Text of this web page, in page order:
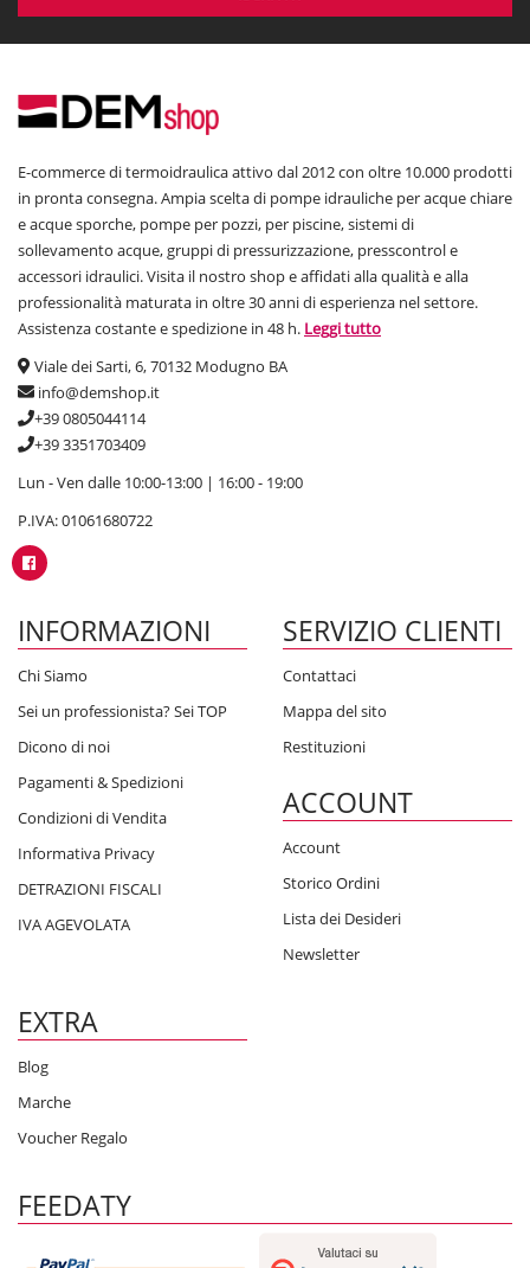
E-commerce di termoidraulica attivo dal 2012 con oltre 10.000 prodotti
in pronta consegna. Ampia scelta di pompe idrauliche per acque chiare
e acque sporche, pompe per pozzi, per piscine, sistemi di
sollevamento acque, gruppi di pressurizzazione, presscontrol e
accessori idraulici. Visita il nostro shop e affidati alla qualità e alla
professionalità maturata in oltre 30 anni di esperienza nel settore.
Assistenza costante e spedizione in 48 h. Leggi tutto
Viale dei Sarti, 6, 70132 Modugno BA
info@demshop.it
+39 0805044114
+39 3351703409
Lun - Ven dalle 10:00-13:00 | 16:00 - 19:00
P.IVA: 01061680722
INFORMAZIONI
Chi Siamo
Sei un professionista? Sei TOP
Dicono di noi
Pagamenti & Spedizioni
Condizioni di Vendita
Informativa Privacy
DETRAZIONI FISCALI
IVA AGEVOLATA
SERVIZIO CLIENTI
Contattaci
Mappa del sito
Restituzioni
ACCOUNT
Account
Storico Ordini
Lista dei Desideri
Newsletter
EXTRA
Blog
Marche
Voucher Regalo
FEEDATY